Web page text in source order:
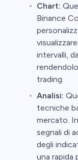
Chart:
Binance
intervalli,
trading.
Analisi:
tecniche
mercato.
segnali di
degli
una rapida